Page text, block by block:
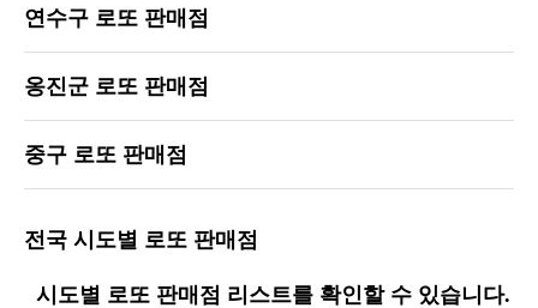
연수구 로또 판매점
옹진군 로또 판매점
중구 로또 판매점
전국 시도별 로또 판매점
시도별 로또 판매점 리스트를 확인할 수 있습니다.